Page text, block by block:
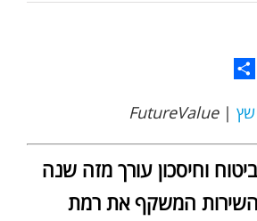
Email
שץ |
FutureValue
וחיסכון עורך מזה שנה
המשקף את רמת